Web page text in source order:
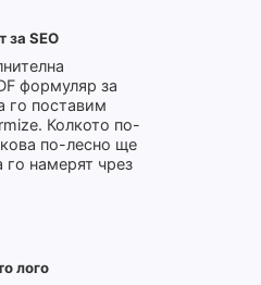
за SEO
формуляр за
го поставим
Колкото по-
по-лесно ще
го намерят чрез
лого